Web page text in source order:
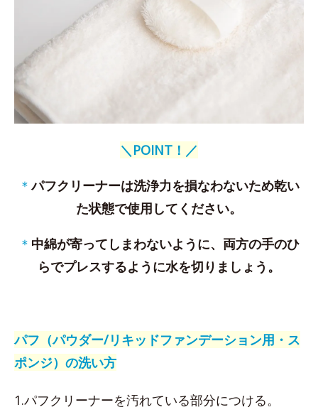
＼POINT！／
＊パフクリーナーは洗浄力を損なわないため乾い
た状態で使用してください。
＊ 中綿が寄ってしまわないように、両方の手のひ
らでプレスするように水を切りましょう。
パフ（パウダー/リキッドファンデーション用・ス
ポンジ）の洗い方
1.パフクリーナーを汚れている部分につける。